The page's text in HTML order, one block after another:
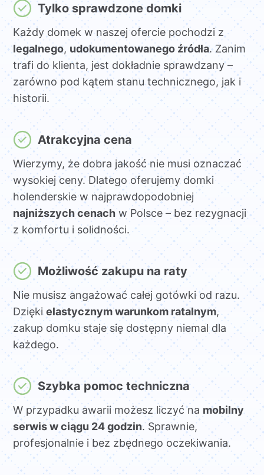
Tylko sprawdzone domki
Każdy domek w naszej ofercie pochodzi z
legalnego, udokumentowanego źródła. Zanim
trafi do klienta, jest dokładnie sprawdzany –
zarówno pod kątem stanu technicznego, jak i
historii.
Atrakcyjna cena
Wierzymy, że dobra jakość nie musi oznaczać
wysokiej ceny. Dlatego oferujemy domki
holenderskie w najprawdopodobniej
najniższych cenachw Polsce – bez rezygnacji
z komfortu i solidności.
Możliwość zakupu na raty
Nie musisz angażować całej gotówki od razu.
Dziękielastycznym warunkom ratalnym,
zakup domku staje się dostępny niemal dla
każdego.
Szybka pomoc techniczna
W przypadku awarii możesz liczyć na mobilny
serwis w ciągu 24 godzin. Sprawnie,
profesjonalnie i bez zbędnego oczekiwania.